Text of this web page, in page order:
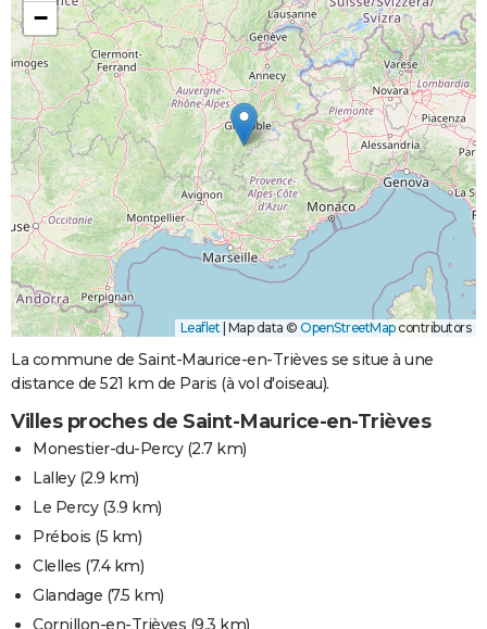
−
Leaflet Map data © OpenStreetMapcontributors
La commune de Saint-Maurice-en-Trièves se situe à une
distance de 521 km de Paris (à vol d'oiseau).
Villes proches de Saint-Maurice-en-Trièves
Monestier-du-Percy(2.7 km)
Lalley(2.9 km)
Le Percy(3.9 km)
Prébois (5 km)
Clelles (7.4 km)
Glandage (7.5 km)
Cornillon-en-Trièves (9.3 km)